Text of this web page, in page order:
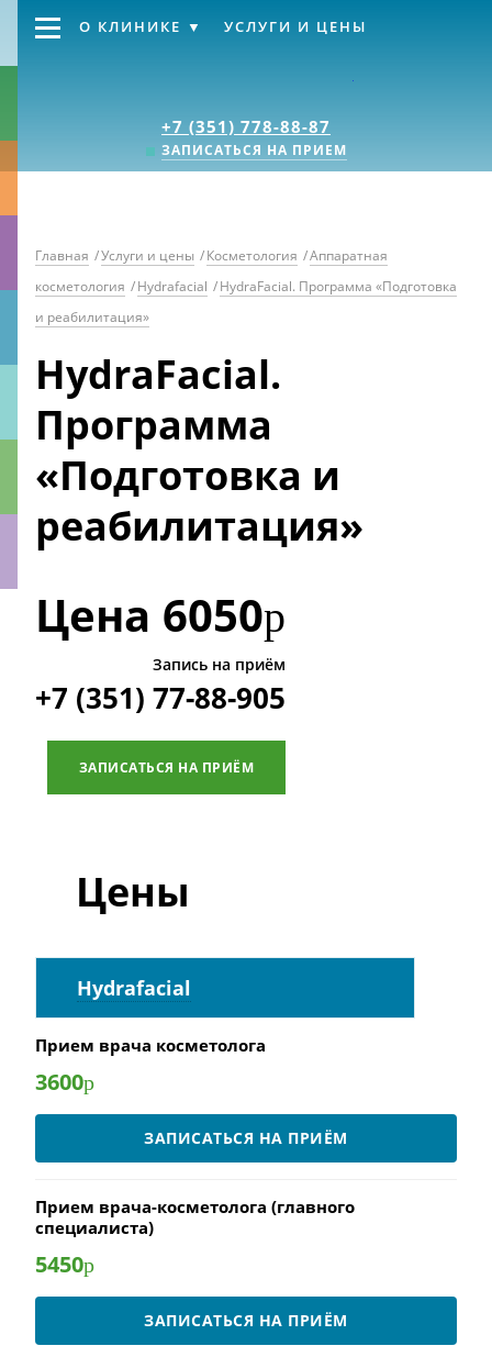
+7 (351) 778-88-87
ЗАПИСАТЬСЯ НА ПРИЕМ
О КЛИНИКЕ УСЛУГИ И ЦЕНЫ
Главная /Услуги и цены /Косметология /Аппаратная
косметология /Hydrafacial /HydraFacial. Программа «Подготовка
и реабилитация»
HydraFacial.
Программа
«Подготовка и
реабилитация»
Цена 6050р
Запись на приём
+7 (351) 77-88-905
ЗАПИСАТЬСЯ НА ПРИЁМ
Цены
Hydrafacial
Прием врача косметолога
3600р
ЗАПИСАТЬСЯ НА ПРИЁМ
Прием врача-косметолога (главного
специалиста)
5450р
ЗАПИСАТЬСЯ НА ПРИЁМ